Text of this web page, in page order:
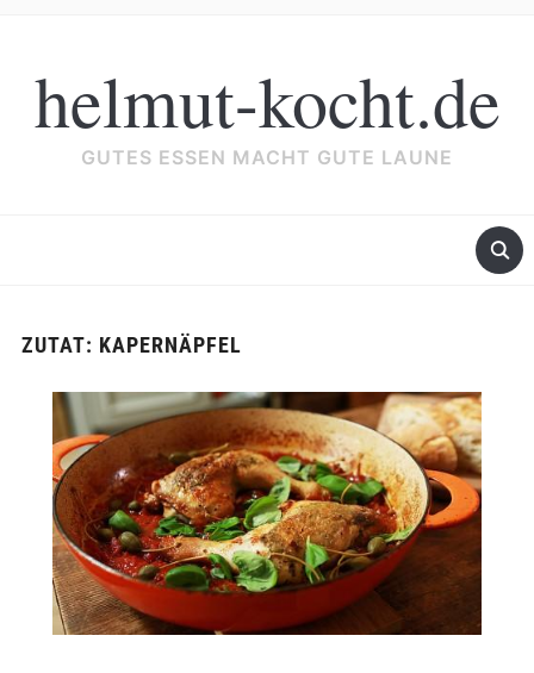
helmut-kocht.de
GUTES ESSEN MACHT GUTE LAUNE
ZUTAT: KAPERNÄPFEL